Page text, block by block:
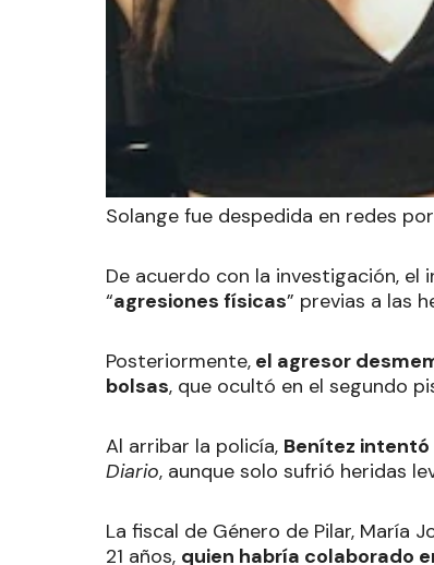
Solange fue despedida en redes
De acuerdo con la investigación,
“agresiones físicas” previas a las
Posteriormente, el agresor
bolsas, que ocultó en el segundo
Al arribar la policía, Benítez
Diario, aunque solo sufrió heridas
La fiscal de Género de Pilar, María
21 años, quien habría colaborado